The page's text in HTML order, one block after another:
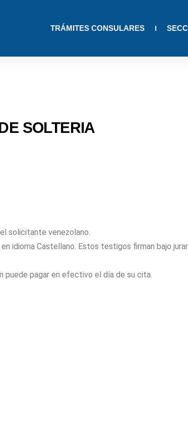
TRÁMITES CONSULARES
SOLTERIA
solicitante venezolano.
idioma Castellano. Estos testigos firman bajo
puede pagar en efectivo el día de su cita.